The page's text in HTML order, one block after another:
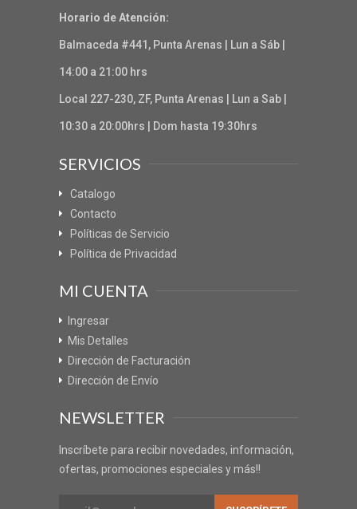
Horario de Atención:
Balmaceda #441, Punta Arenas | Lun a Sáb |
14:00 a 21:00 hrs
Local 227-230, ZF, Punta Arenas | Lun a Sab |
10:30 a 20:00hrs | Dom hasta 19:30hrs
SERVICIOS
Catalogo
Contacto
Políticas de Servicio
Política de Privacidad
MI CUENTA
Ingresar
Mis Detalles
Dirección de Facturación
Dirección de Envío
NEWSLETTER
Inscríbete para recibir novedades, información,
ofertas, promociones especiales y más!!